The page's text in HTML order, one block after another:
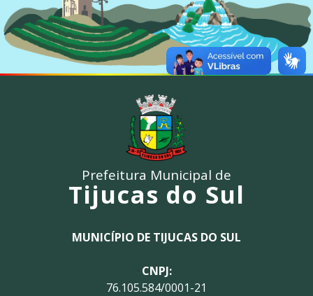
Prefeitura Municipal de
Tijucas do Sul
MUNICÍPIO DE TIJUCAS DO SUL
CNPJ:
76.105.584/0001-21